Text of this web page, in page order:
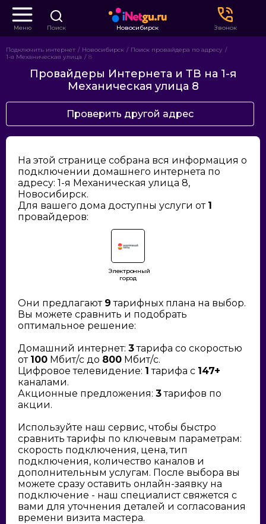
Меню Поиск Новосибирск Звонок
Подключить интернет Новосибирск
Поиск провайдера по адресу
1-я Механическая улица
8
Провайдеры Интернета и ТВ на 1-я
Механическая улица 8
Проверить другой адрес
На этой странице собрана вся информация о
подключении домашнего интернета по
адресу: 1-я Механическая улица 8,
Новосибирск.
Для вашего дома доступны услуги от 1
провайдеров:
Электронный
город
Они предлагают 9 тарифных плана на выбор.
Вы можете сравнить и подобрать
оптимальное решение:
Домашний интернет: 3тарифа со скоростью
от 100 Мбит/с до 800 Мбит/с.
Цифровое телевидение: 1 тарифа с 147+
каналами.
Акционные предложения: 3тарифов по
акции.
Используйте наш сервис, чтобы быстро
сравнить тарифы по ключевым параметрам:
скорость подключения, цена, тип
подключения, количество каналов и
дополнительным услугам. После выбора вы
можете сразу оставить онлайн-заявку на
подключение - наш специалист свяжется с
вами для уточнения деталей и согласования
времени визита мастера.